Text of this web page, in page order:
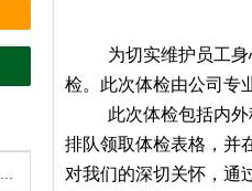
热烈庆祝我公司顺利通过职业卫生资质扩项评审
为切实维护员工
检。 此次体检由公司专
此次体检包括内
排队领取体检表格，并
对我们的深切关怀，通